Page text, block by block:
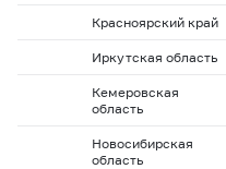
Красноярский край
Иркутская область
Кемеровская
область
Новосибирская
область